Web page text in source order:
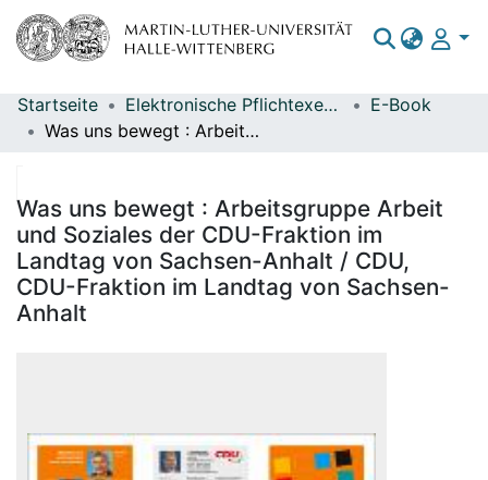
Bereiche & Sammlungen
Statistiken
Startseite Elektronische Pflichtexemplare
E-Book
Was uns bewegt : Arbeitsgruppe Arbeit und Soziales der CDU-Fraktion im Landtag von Sachsen-Anhalt / CDU, CDU-Fraktion im Landtag von Sachsen-Anhalt
Was uns bewegt : Arbeitsgruppe Arbeit
und Soziales der CDU-Fraktion im
Landtag von Sachsen-Anhalt / CDU,
CDU-Fraktion im Landtag von Sachsen-
Anhalt